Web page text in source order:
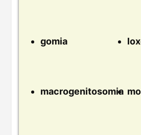
gomia
macrogenitosomia